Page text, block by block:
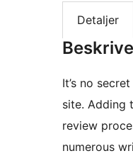
Detaljer
It’s no
site. Adding
review
numerous